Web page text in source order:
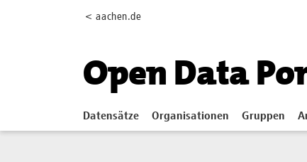
< aachen.de
Open Data
Datensätze Organisationen Gruppen